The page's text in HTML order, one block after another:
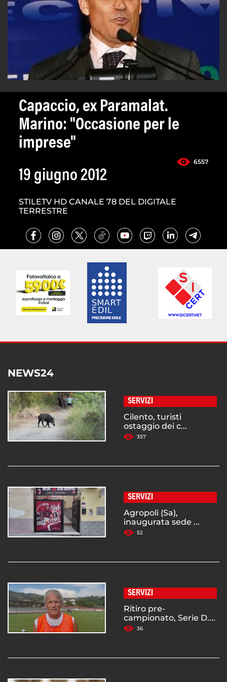
Capaccio, ex Paramalat.
Marino: "Occasione per le
imprese"
6557
19 giugno 2012
STILETV HD CANALE 78 DEL DIGITALE
TERRESTRE
NEWS24
SERVIZI
Cilento, turisti
ostaggio dei c...
357
SERVIZI
Agropoli (Sa),
inaugurata sede ...
52
SERVIZI
Ritiro pre-
campionato, Serie D....
36